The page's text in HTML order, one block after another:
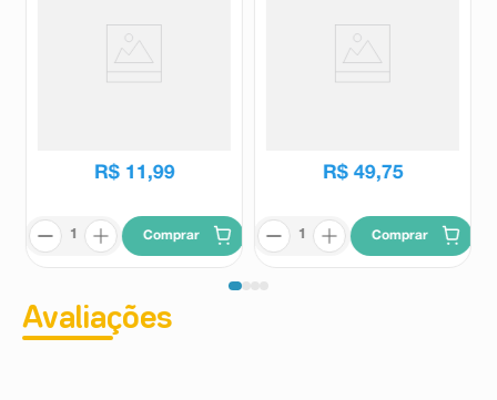
R$ 11 ,99
Comprar
R$ 49,75
Comprar
Avaliações